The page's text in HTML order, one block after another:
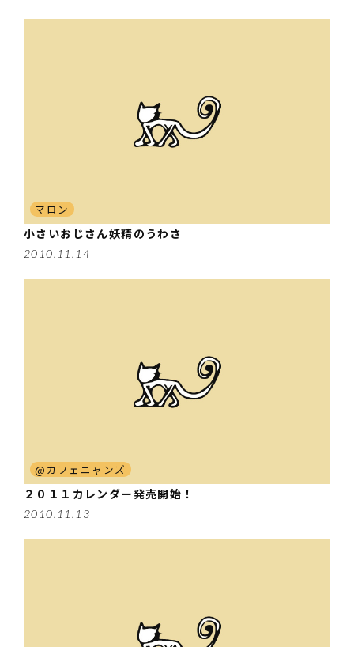
マロン
小さいおじさん妖精のうわさ
2010.11.14
@カフェニャンズ
２０１１カレンダー発売開始！
2010.11.13